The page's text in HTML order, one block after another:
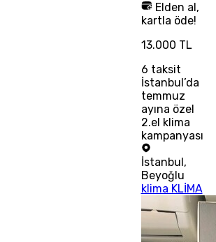
Elden al,
kartla öde!
13.000 TL
6 taksit
İstanbul’da
temmuz
ayına özel
2.el klima
kampanyası
İstanbul ,
Beyoğlu
klima KLİMA